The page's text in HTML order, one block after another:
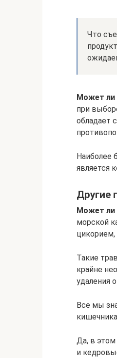
Что
Может ли
при
обладает
Наиболее
является
Другие
Может ли
морской
цикорием,
Такие
крайне
удаления
Все мы
Да, в
и